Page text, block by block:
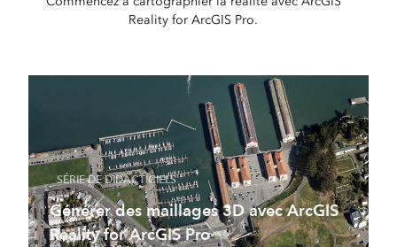
Reality for ArcGIS Pro.
SÉRIE DE DIDACTICIELS
Générer des maillages 3D avec ArcGIS
Reality for ArcGIS Pro